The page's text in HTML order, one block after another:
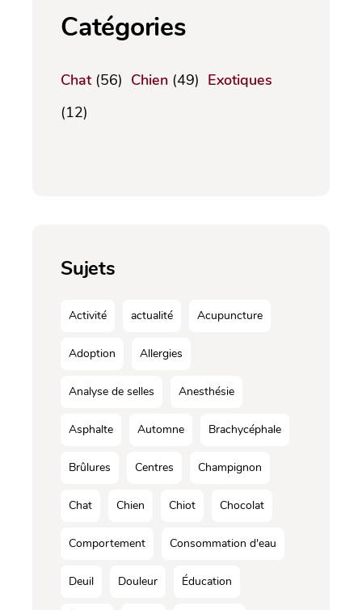
Catégories
Chat(56) Chien (49) Exotiques
(12)
Sujets
Activité actualité Acupuncture
Adoption Allergies
Analyse de selles Anesthésie
Asphalte Automne Brachycéphale
Brûlures Centres Champignon
Chat Chien Chiot Chocolat
Comportement Consommation d'eau
Deuil Douleur Éducation